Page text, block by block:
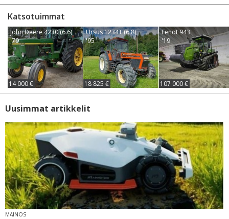
Katsotuimmat
John Deere 4230 (6.6)
'79
14 000 €
Ursus 1234T (6.8)
'95
18 825 €
Fendt 943
'19
107 000 €
Uusimmat artikkelit
MAINOS